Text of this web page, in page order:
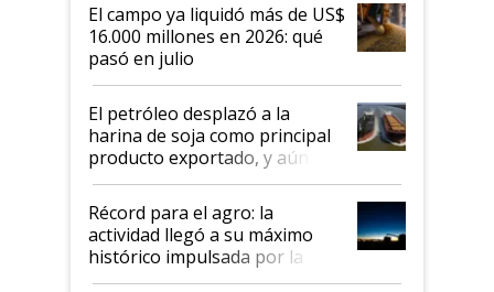
El campo ya liquidó más de US$
16.000 millones en 2026: qué
pasó en julio
El petróleo desplazó a la
harina de soja como principal
producto exportado, y aún así
el agro aportó casi seis de cada
diez dólares y sostuvo el
liderazgo en un semestre
récord
Récord para el agro: la
actividad llegó a su máximo
histórico impulsada por la
cosecha y las exportaciones